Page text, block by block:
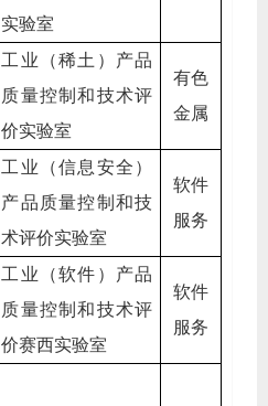
实验室
工业（稀土）产品
质量控制和技术评
价实验室
有色
金属
工业（信息安全）
产品质量控制和技
术评价实验室
软件
服务
工业（软件）产品
质量控制和技术评
价赛西实验室
软件
服务